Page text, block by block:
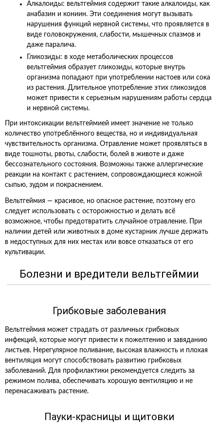
Алкалоиды: вельтгеймия содержит такие алкалоиды, как
анабазин и кониин. Эти соединения могут вызывать
нарушения функций нервной системы, что проявляется в
виде головокружения, слабости, мышечных спазмов и
даже паралича.
Гликозиды: в ходе метаболических процессов
вельтгеймия образует гликозиды, которые внутрь
организма попадают при употреблении настоев или сока
из растения. Длительное употребление этих гликозидов
может привести к серьезным нарушениям работы сердца
и нервной системы.
При интоксикации вельтгеймией имеет значение не только
количество употреблённого вещества, но и индивидуальная
чувствительность организма. Отравление может проявляться в
виде тошноты, рвоты, слабости, болей в животе и даже
бессознательного состояния. Возможны также аллергические
реакции на контакт с растением, сопровождающиеся кожной
сыпью, зудом и покраснением.
Вельтгеймия — красивое, но опасное растение, поэтому его
следует использовать с осторожностью и делать всё
возможное, чтобы предотвратить случайное отравление. При
наличии детей или животных в доме кустарник лучше держать
в недоступных для них местах или вовсе отказаться от его
культивации.
Болезни и вредители вельтгеймии
Грибковые заболевания
Вельтгеймия может страдать от различных грибковых
инфекций, которые могут привести к пожелтению и завяданию
листьев. Нерегулярное поливание, высокая влажность и плохая
вентиляция могут способствовать развитию грибковых
заболеваний. Для профилактики рекомендуется следить за
режимом полива, обеспечивать хорошую вентиляцию и не
перенасаживать растение.
Пауки-красницы и щитовки